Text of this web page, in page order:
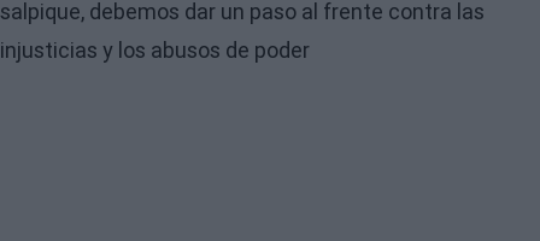
salpique, debemos dar un paso al frente contra las
injusticias y los abusos de poder